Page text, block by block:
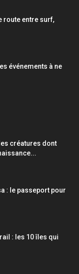
route entre surf,
événements à ne
créatures dont
: le passeport pour
: les 10 îles qui